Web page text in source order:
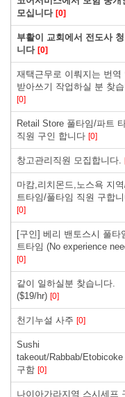
모십니다 [0]
부활이 교회에서 전도사
니다 [0]
재택근무로 이뤄지는 번역
받아쓰기 작업하실 분 찾
[0]
Retail Store 풀타임/파트
직원 구인 합니다 [0]
창고관리직원 모집합니다.
마캄,리치몬드,노스욕 지
트타임/풀타임 직원 구합니
[0]
[구인] 베리 밴토스시 풀타
트타임 (No experience
[0]
같이 일하실분 찾습니다.
($19/hr) [0]
천기누설 사주 [0]
Sushi
takeout/Rabbab/Etobicoke
구함 [0]
나이아가라지역 스시세프